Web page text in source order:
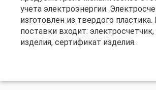
учета электроэнергии.
изготовлен из твердого
поставки входит: электросчетчик,
изделия, сертификат изделия.